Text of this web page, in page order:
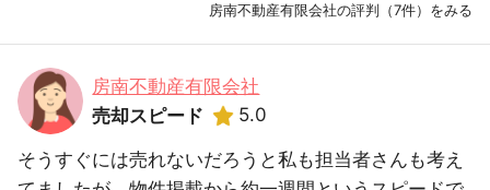
房南不動産有限会社の評判（7件）をみる
房南不動産有限会社
売却スピード
5.0
そうすぐには売れないだろうと私も担当者さんも考え